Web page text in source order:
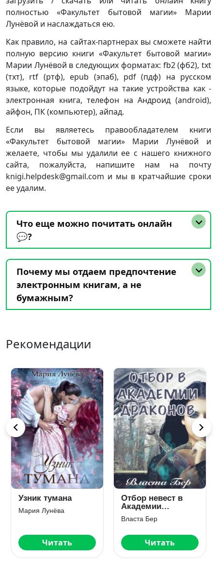
полностью «Факультет бытовой магии» Марии
Лунёвой и наслаждаться ею.
Как правило, на сайтах-партнерах вы сможете найти
полную версию книги «Факультет бытовой магии»
Марии Лунёвой в следующих форматах: fb2 (фб2), txt
(тхт), rtf (ртф), epub (эпаб), pdf (пдф) на русском
языке, которые подойдут на такие устройства как -
электронная книга, телефон на Андроид (android),
айфон, ПК (компьютер), айпад.
Если вы являетесь правообладателем книги
«Факультет бытовой магии» Марии Лунёвой и
желаете, чтобы мы удалили ее с нашего книжного
сайта, пожалуйста, напишите нам на почту
knigi.helpdesk@gmail.com и мы в кратчайшие сроки
ее удалим.
Что еще можно почитать онлайн
💬?
Почему мы отдаем предпочтение
электронным книгам, а не
бумажным?
Рекомендации
Узник тумана
Мария Лунёва
Читать
Отбор невест в
Академии
Драконов. День
Выбора
Власта Бер
Читать